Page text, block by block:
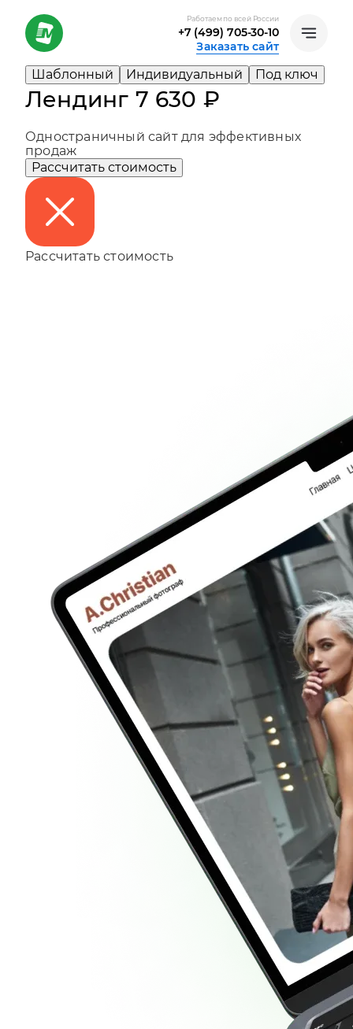
Работаем по всей России
+7 (499) 705-30-10
Заказать сайт
Шаблонный Индивидуальный Под ключ
Лендинг 7 630 ₽
Одностраничный сайт для эффективных
продаж
Рассчитать стоимость
Рассчитать стоимость